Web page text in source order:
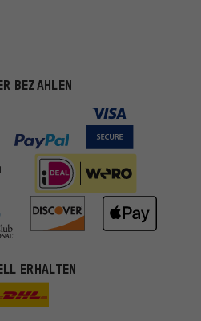
BEZAHLEN
ERHALTEN